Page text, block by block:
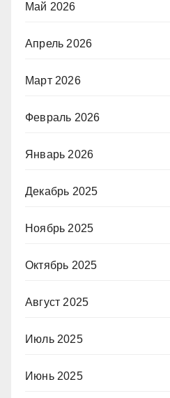
Май 2026
Апрель 2026
Март 2026
Февраль 2026
Январь 2026
Декабрь 2025
Ноябрь 2025
Октябрь 2025
Август 2025
Июль 2025
Июнь 2025